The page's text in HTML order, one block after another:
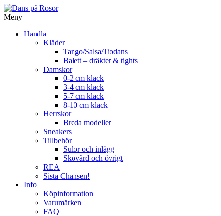
Skip
to
Meny
Handla
Kläder
Tango/Salsa/Tiodans
Balett – dräkter & tights
Damskor
0-2 cm klack
3-4 cm klack
5-7 cm klack
8-10 cm klack
Herrskor
Breda modeller
Sneakers
Tillbehör
Sulor och inlägg
Skovård och övrigt
REA
Sista Chansen!
Info
Köpinformation
Varumärken
FAQ